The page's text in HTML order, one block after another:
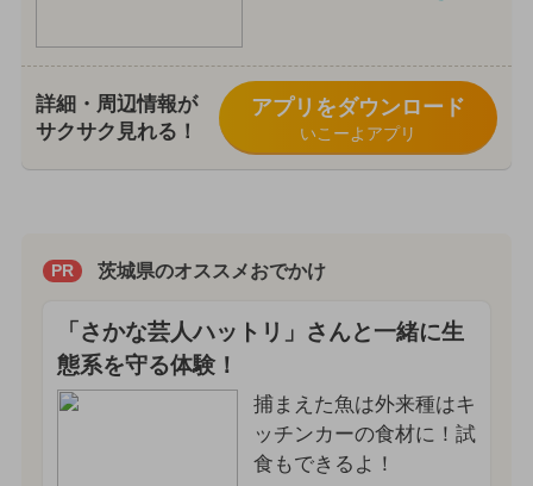
詳細・周辺情報が
サクサク見れる！
アプリをダウンロード
いこーよアプリ
PR 茨城県のオススメおでかけ
「さかな芸人ハットリ」さんと一緒に生
態系を守る体験！
捕まえた魚は外来種はキ
ッチンカーの食材に！試
食もできるよ！